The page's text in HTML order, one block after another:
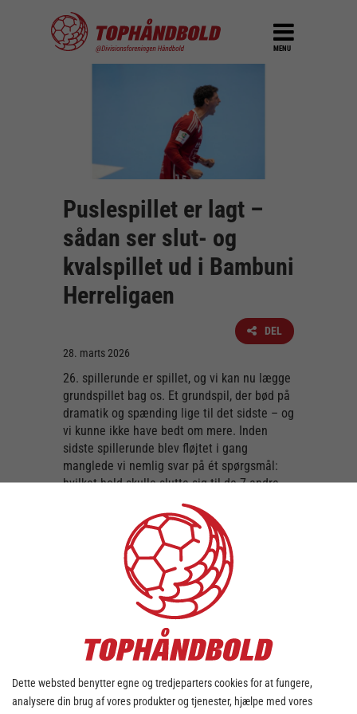
MENU
Puslespillet er lagt –
sådan ser slut- og
kvalspillet ud i Bambuni
Herreligaen
DEL
28. marts 2026
26. spillerunde er spillet, og vi kan nu lægge
grundspillet bag os. Et grundspil, der bød på
dramatik og spænding lige til det sidste – og
vi kunne ikke have bedt om mere. Inden
sidste spillerunde blev fløjtet i gang
manglede vi nemlig svar på ét spørgsmål:
hvilket hold skulle slutte sig til de 7 andre
hold, der allerede var sikret en plads i
Det var nemlig allerede afgjort, at Grindsted
skal en tur i 1. Division efter sommerpausen,
og Aalborg Håndbold, SAH, GOG, Mors-Thy,
Skjern, TTH og BSH var sikret en plads i
Kampen om den sidste plads blandt de
bedste 8 skulle derfor afgøres blandt
Fredericia HK, med 22 point, og TMS
Ringsted, Sønderjyske Herrehåndbold og
Ribe-Esbjerg HH, der alle lå med 20 point
Dette websted benytter egne og tredjeparters cookies for at fungere,
analysere din brug af vores produkter og tjenester, hjælpe med vores